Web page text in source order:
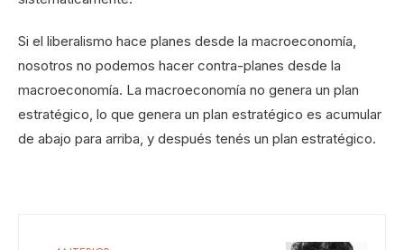
Si el liberalismo hace planes desde la macroeconomía,
nosotros no podemos hacer contra-planes desde la
macroeconomía. La macroeconomía no genera un plan
estratégico, lo que genera un plan estratégico es acumular
de abajo para arriba, y después tenés un plan estratégico.